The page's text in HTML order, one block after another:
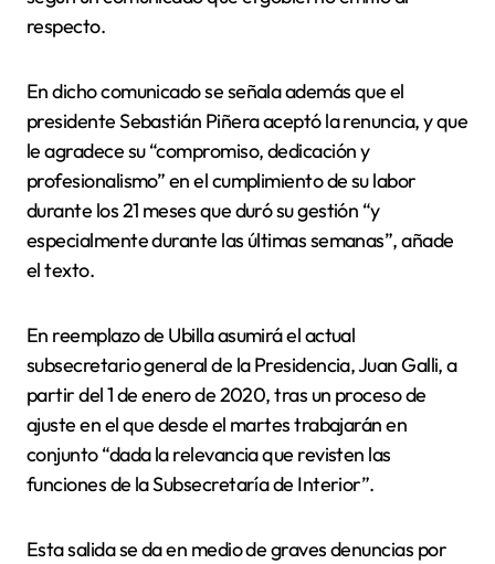
respecto.
En dicho comunicado se señala además que el
presidente Sebastián Piñera aceptó la renuncia, y que
le agradece su “compromiso, dedicación y
profesionalismo” en el cumplimiento de su labor
durante los 21 meses que duró su gestión “y
especialmente durante las últimas semanas”, añade
el texto.
En reemplazo de Ubilla asumirá el actual
subsecretario general de la Presidencia, Juan Galli, a
partir del 1 de enero de 2020, tras un proceso de
ajuste en el que desde el martes trabajarán en
conjunto “dada la relevancia que revisten las
funciones de la Subsecretaría de Interior”.
Esta salida se da en medio de graves denuncias por